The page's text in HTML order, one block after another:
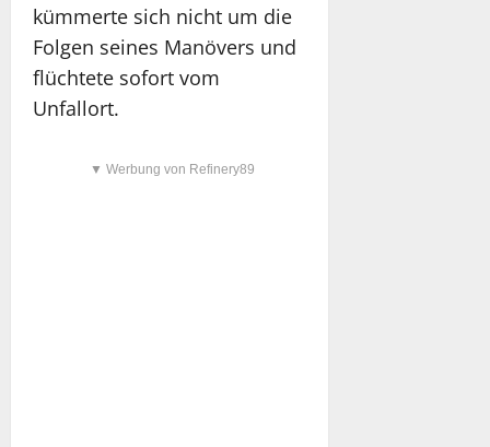
kümmerte sich nicht um die
Folgen seines Manövers und
flüchtete sofort vom
Unfallort.
▼ Werbung von Refinery89